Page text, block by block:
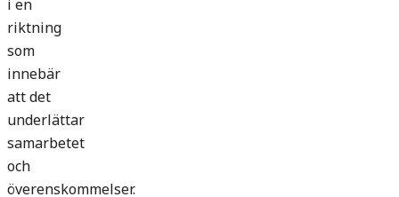
riktning
som
innebär
att det
underlättar
samarbetet
och
överenskommelser.